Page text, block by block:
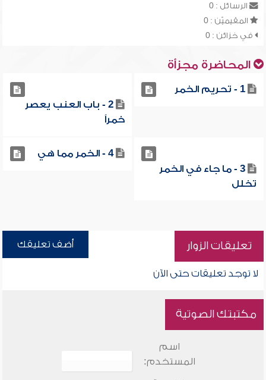
الرسائل : 0
المقيميّن : 0
في خزائن : 0
المحاضرة مجزأة
1 - تحريم الخمر
2 - باب العنب يعصر
خمراً
3 - ما جاء في الخمر
تخلل
4 - الخمر مما هي
تعليقات الزوار أضف تعليقك
لا توجد تعليقات حتى الآن
مكتبتك الصوتية
اسم
المستخدم: